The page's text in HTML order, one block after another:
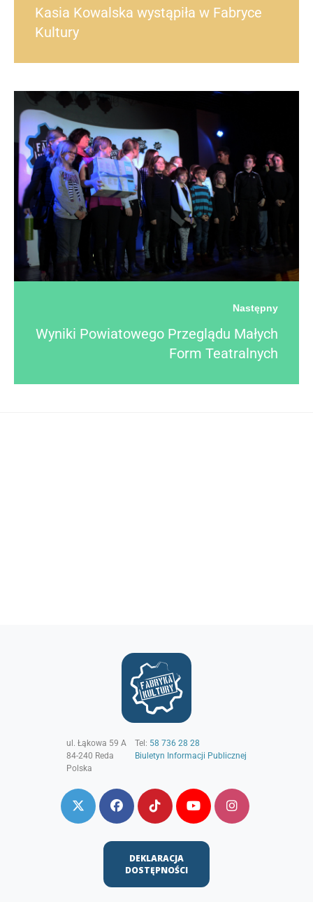
Kasia Kowalska wystąpiła w Fabryce
Kultury
Następny
Wyniki Powiatowego Przeglądu Małych
Form Teatralnych
ul. Łąkowa 59 A
84-240 Reda
Polska
Tel: 58 736 28 28
Biuletyn Informacji Publicznej
DEKLARACJA
DOSTĘPNOŚCI